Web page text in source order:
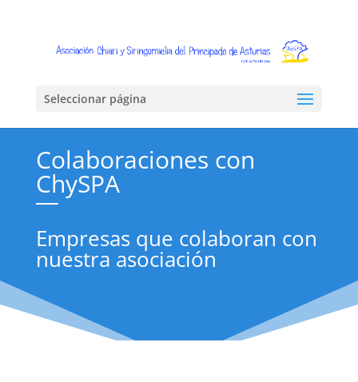
Seleccionar página
Colaboraciones con
ChySPA
Empresas que colaboran con
nuestra asociación